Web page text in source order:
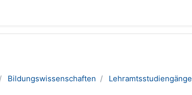
Bildungswissenschaften Lehramtsstudiengänge